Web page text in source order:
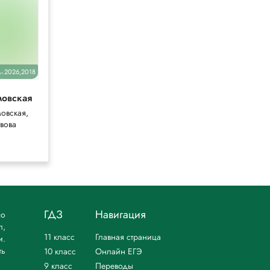
уч.2026,2018
ГДЗ
11 класс
10 класс
9 класс
Навигация
Главная страница
Онлайн ЕГЭ
Переводы